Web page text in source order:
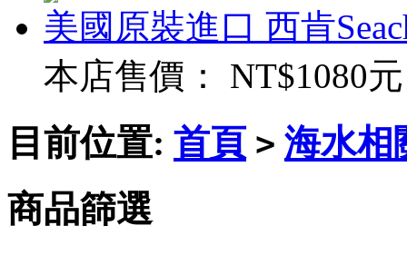
美國原裝進口 西肯
本店售價： NT$1080元
目前位置: 首頁 > 海水相
商品篩選